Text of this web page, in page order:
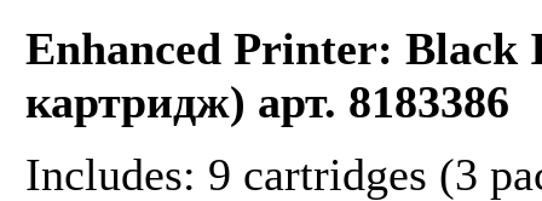
Enhanced Printer:
картридж) арт. 8183386
Includes: 9 cartridges (3